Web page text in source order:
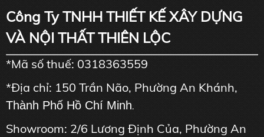
Công Ty TNHH THIẾT KẾ XÂY DỰNG
VÀ NỘI THẤT THIÊN LỘC
*Mã số thuế: 0318363559
*Địa chỉ: 150 Trần Não, Phường An Khánh,
Thành Phố Hồ Chí Minh.
Showroom: 2/6 Lương Định Của, Phường An